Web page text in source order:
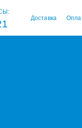
Доставка